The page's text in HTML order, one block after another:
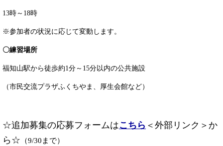
13時～18時
※参加者の状況に応じて変動します。
〇練習場所
福知山駅から徒歩約1分～15分以内の公共施設
（市民交流プラザふくちやま、厚生会館など）
☆追加募集の応募フォームはこちら ＜外部リンク＞ か
ら☆ （9/30 まで）